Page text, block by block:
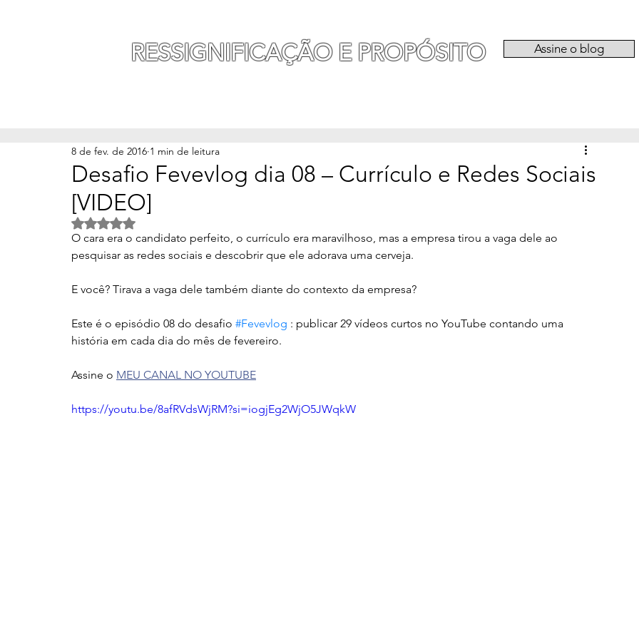
RESSIGNIFICAÇÃO E PROPÓSITO Assine o blog
Desafio Fevevlog dia 08 – Currículo e Redes Sociais
[VIDEO]
8 de fev. de 2016 1 min de leitura
Avaliado com NaN de 5 estrelas.
O cara era o candidato perfeito, o currículo era maravilhoso, mas a empresa tirou a vaga dele ao
pesquisar as redes sociais e descobrir que ele adorava uma cerveja.
E você? Tirava a vaga dele também diante do contexto da empresa?
Este é o episódio 08 do desafio #Fevevlog : publicar 29 vídeos curtos no YouTube contando uma
história em cada dia do mês de fevereiro.
Assine o MEU CANAL NO YOUTUBE
https://youtu.be/8afRVdsWjRM?si=iogjEg2WjO5JWqkW